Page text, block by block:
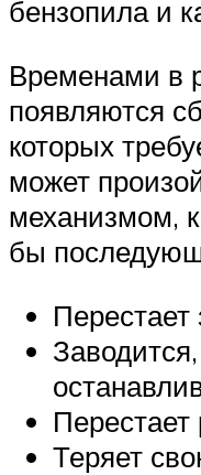
бензопила и
Временами в
появляются
которых
может
механизмом,
бы
Перестает
Перестает
Теряет